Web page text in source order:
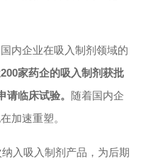
国内企业在吸入制剂领域的
家药企的吸入制剂获批
请临床试验。 随着国内企
加速重塑。
入吸入制剂产品，为后期